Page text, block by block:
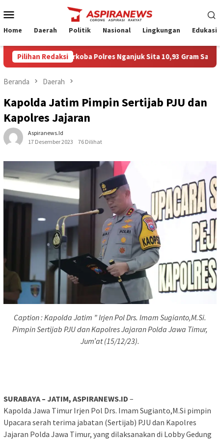
ke
Mobile
Home Daerah Politik Nasional Lingkungan Edukasi
Pilihan Redaksi
Satresnarkoba Polres Nganjuk Sita 10,93 Gram Sabu Siap Edar
Beranda Daerah
Kapolda Jatim Pimpin Sertijab PJU dan
Kapolres Jajaran
Aspiranews.id
17 Desember 2023
76 Dilihat
Caption : Kapolda Jatim ” Irjen Pol Drs. Imam Sugianto,M.Si.
Pimpin Sertijab PJU dan Kapolres Jajaran Polda Jawa Timur,
Jum’at (15/12/23).
SURABAYA – JATIM, ASPIRANEWS.ID –
Kapolda Jawa Timur Irjen Pol Drs. Imam Sugianto,M.Si pimpin
Upacara serah terima jabatan (Sertijab) PJU dan Kapolres
Jajaran Polda Jawa Timur, yang dilaksanakan di Lobby Gedung